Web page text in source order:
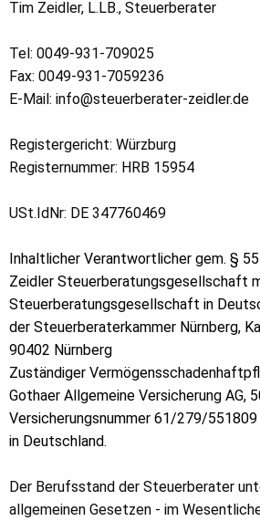
Tim Zeidler, L.LB., Steuerberater
Tel: 0049-931-709025
Fax: 0049-931-7059236
E-Mail: info@steuerberater-zeidler.de
Registergericht: Würzburg
Registernummer: HRB 15954
USt.IdNr: DE 347760469
Inhaltlicher Verantwortlicher gem. §
Zeidler Steuerberatungsgesellschaft
Steuerberatungsgesellschaft in
der Steuerberaterkammer Nürnberg,
90402 Nürnberg
Zuständiger
Gothaer Allgemeine Versicherung AG,
Versicherungsnummer 61/279/
in Deutschland.
Der Berufsstand der Steuerberater
allgemeinen Gesetzen - im